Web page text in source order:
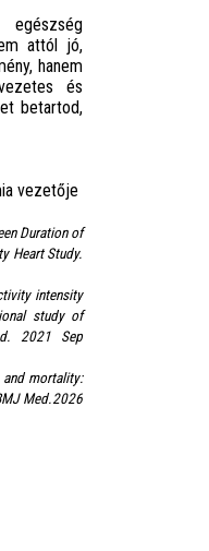
attól jó,
hanem
és
betartod,
vezetője
Duration of
Heart Study.
intensity
study of
2021 Sep
mortality:
Med.2026